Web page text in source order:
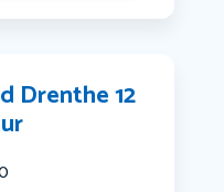
Drenthe 12